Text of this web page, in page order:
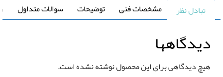
تبادل نظر مشخصات فنی توضیحات سوالات متداول
دیدگاهی برای این محصول نوشته نشده است.